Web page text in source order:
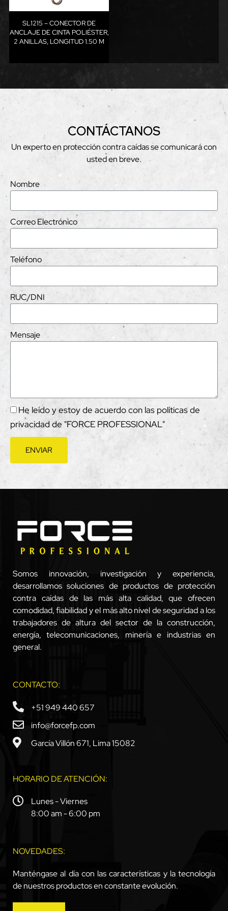
SL1215 – CONECTOR DE
ANCLAJE DE CINTA POLIÉSTER,
2 ANILLAS, LONGITUD 1.50 M
CONTÁCTANOS
Un experto en protección contra caídas se comunicará con
usted en breve.
Nombre
Correo Electrónico
Teléfono
RUC/DNI
Mensaje
He leído y estoy de acuerdo con las políticas de
privacidad de "FORCE PROFESSIONAL"
ENVIAR
Somos innovación, investigación y experiencia,
desarrollamos soluciones de productos de protección
contra caídas de las más alta calidad, que ofrecen
comodidad, fiabilidad y el más alto nivel de seguridad a los
trabajadores de altura del sector de la construcción,
energía, telecomunicaciones, minería e industrias en
general.
CONTACTO:
+51 949 440 657
info@forcefp.com
García Villón 671, Lima 15082
HORARIO DE ATENCIÓN:
Lunes - Viernes
8:00 am - 6:00 pm
NOVEDADES:
Manténgase al día con las características y la tecnología
de nuestros productos en constante evolución.